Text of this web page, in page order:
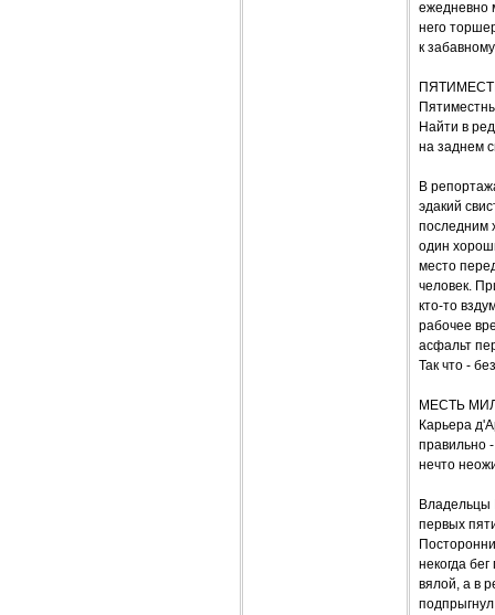
ежедневно
него
к
Найти в
на заднем
В
эдакий
последним
один
место
человек.
кто-то
рабочее
асфальт
Так что -
МЕСТЬ
Карьера
правильно
нечто
Владельцы
первых
некогда
вялой, а в